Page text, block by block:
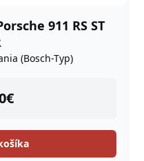
911 RS ST
(Bosch-Typ)
€